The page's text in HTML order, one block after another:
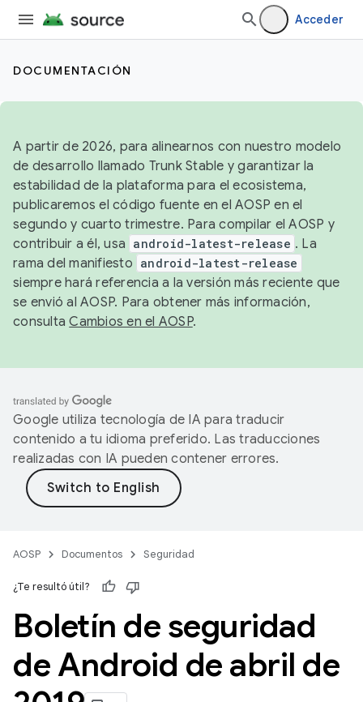
Acceder
DOCUMENTACIÓN
A partir de 2026, para alinearnos con nuestro modelo
de desarrollo llamado Trunk Stable y garantizar la
estabilidad de la plataforma para el ecosistema,
publicaremos el código fuente en el AOSP en el
segundo y cuarto trimestre. Para compilar el AOSP y
contribuir a él, usa android-latest-release . La
rama del manifiesto android-latest-release
siempre hará referencia a la versión más reciente que
se envió al AOSP. Para obtener más información,
consultaCambios en el AOSP.
Google utiliza tecnología de IA para traducir
contenido a tu idioma preferido. Las traducciones
realizadas con IA pueden contener errores.
AOSP Documentos Seguridad
¿Te resultó útil?
Boletín de seguridad
de Android de abril de